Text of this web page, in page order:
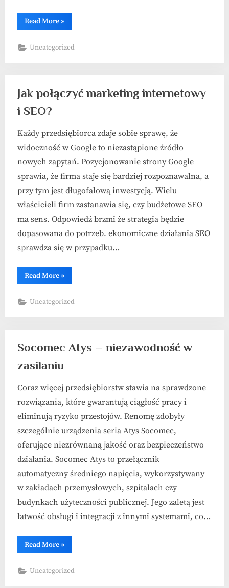
Read More“Marketing
internetowy
strategie”
»
Uncategorized
Jak połączyć marketing internetowy
i SEO?
Każdy przedsiębiorca zdaje sobie sprawę, że
widoczność w Google to niezastąpione źródło
nowych zapytań. Pozycjonowanie strony Google
sprawia, że firma staje się bardziej rozpoznawalna, a
przy tym jest długofalową inwestycją. Wielu
właścicieli firm zastanawia się, czy budżetowe SEO
ma sens. Odpowiedź brzmi że strategia będzie
dopasowana do potrzeb. ekonomiczne działania SEO
sprawdza się w przypadku…
Read More“Jak
połączyć
i
»
Uncategorized
Socomec Atys – niezawodność w
zasilaniu
Coraz więcej przedsiębiorstw stawia na sprawdzone
rozwiązania, które gwarantują ciągłość pracy i
eliminują ryzyko przestojów. Renomę zdobyły
szczególnie urządzenia seria Atys Socomec,
oferujące niezrównaną jakość oraz bezpieczeństwo
działania. Socomec Atys to przełącznik
automatyczny średniego napięcia, wykorzystywany
w zakładach przemysłowych, szpitalach czy
budynkach użyteczności publicznej. Jego zaletą jest
łatwość obsługi i integracji z innymi systemami, co…
Read More“Socomec
Atys
w
»
Uncategorized